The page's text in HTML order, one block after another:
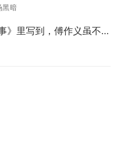
黑暗
》里写到，傅作义虽不…